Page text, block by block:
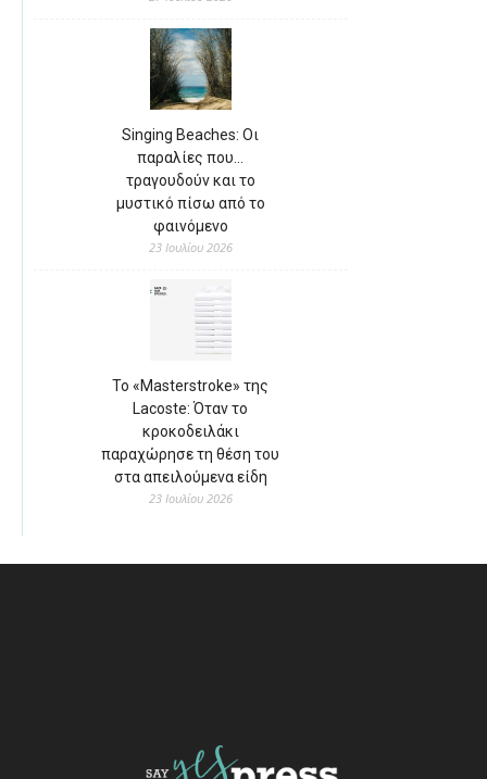
Singing Beaches: Οι
παραλίες που…
τραγουδούν και το
μυστικό πίσω από το
φαινόμενο
23 Ιουλίου 2026
Το «Masterstroke» της
Lacoste: Όταν το
κροκοδειλάκι
παραχώρησε τη θέση του
στα απειλούμενα είδη
23 Ιουλίου 2026